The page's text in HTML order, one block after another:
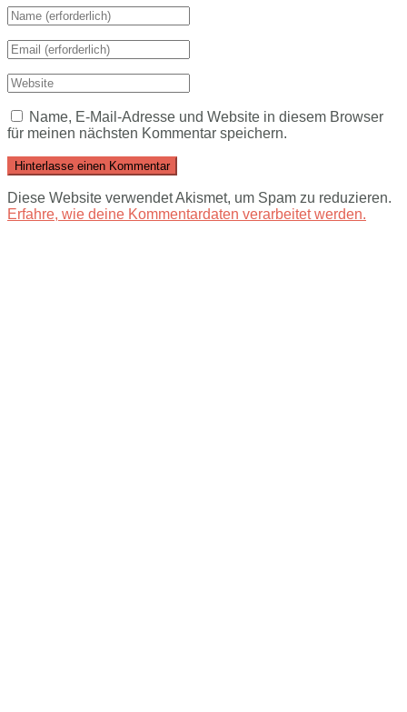
Name, E-Mail-Adresse und Website in diesem Browser
für meinen nächsten Kommentar speichern.
Diese Website verwendet Akismet, um Spam zu reduzieren.
Erfahre, wie deine Kommentardaten verarbeitet werden.